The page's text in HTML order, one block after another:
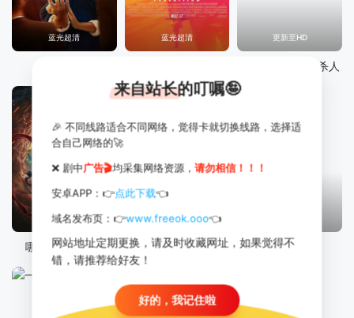
蓝光超清 蓝光超清 更新至HD
羊与狼的恋爱和杀人
蓝光超清
哪吒之魔童降世
1集
沉默的证人 狂热2019
来自站长的叮嘱🤪
🎉 不同线路适合不同网络，觉得卡就切换线路，选择适
合自己网络的🚀
❌ 剧中广告🎬均采集网络资源，请勿相信！！！
安卓APP：👉点此下载👈
域名发布页：👉www.freeok.ooo👈
网站地址定期更换，请及时收藏网址，如果觉得不
错，请推荐给好友！
好的，我记住啦